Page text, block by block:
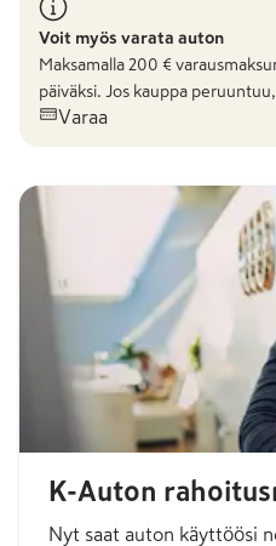
Voit myös varata auton
Maksamalla 200 €
päiväksi. Jos kauppa
Varaa
K-Auton
Nyt saat auton käyttöösi